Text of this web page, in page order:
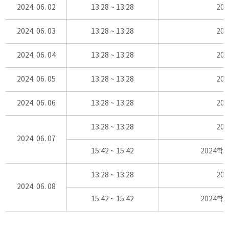
2024. 06. 02 13:28 ~ 13:28
2024. 06. 03 13:28 ~ 13:28
2024. 06. 04 13:28 ~ 13:28
2024. 06. 05 13:28 ~ 13:28
2024. 06. 06 13:28 ~ 13:28
2024. 06. 07
13:28 ~ 13:28
15:42 ~ 15:42 2024학
2024. 06. 08
13:28 ~ 13:28
15:42 ~ 15:42 2024학